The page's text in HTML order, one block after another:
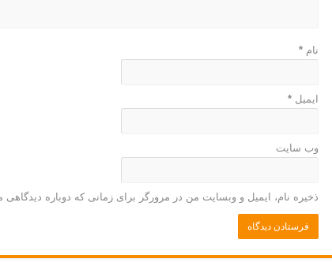
نام*
ایمیل*
وب‌ سایت
ذخیره نام، ایمیل و وبسایت من در مرورگر برای زمانی که دوباره